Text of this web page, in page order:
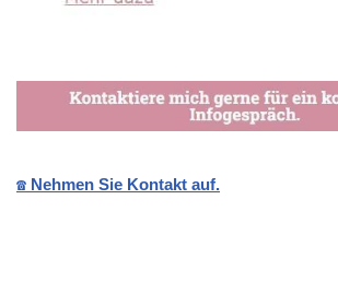
☎️ Nehmen Sie Kontakt auf.